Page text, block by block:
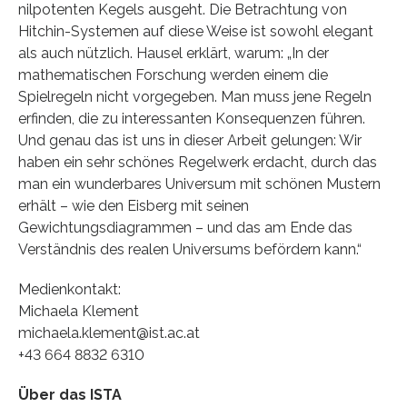
nilpotenten Kegels ausgeht. Die Betrachtung von
Hitchin-Systemen auf diese Weise ist sowohl elegant
als auch nützlich. Hausel erklärt, warum: „In der
mathematischen Forschung werden einem die
Spielregeln nicht vorgegeben. Man muss jene Regeln
erfinden, die zu interessanten Konsequenzen führen.
Und genau das ist uns in dieser Arbeit gelungen: Wir
haben ein sehr schönes Regelwerk erdacht, durch das
man ein wunderbares Universum mit schönen Mustern
erhält – wie den Eisberg mit seinen
Gewichtungsdiagrammen – und das am Ende das
Verständnis des realen Universums befördern kann.“
Medienkontakt:
Michaela Klement
michaela.klement@ist.ac.at
+43 664 8832 6310
Über das ISTA